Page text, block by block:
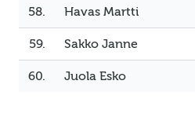
58. Havas Martti
59. Sakko Janne
60. Juola Esko